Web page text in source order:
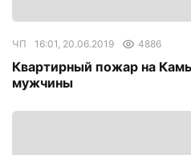
ЧП 16:01, 20.06.2019 4886
Квартирный пожар на
мужчины